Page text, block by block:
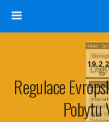
Regulace
Pobytu